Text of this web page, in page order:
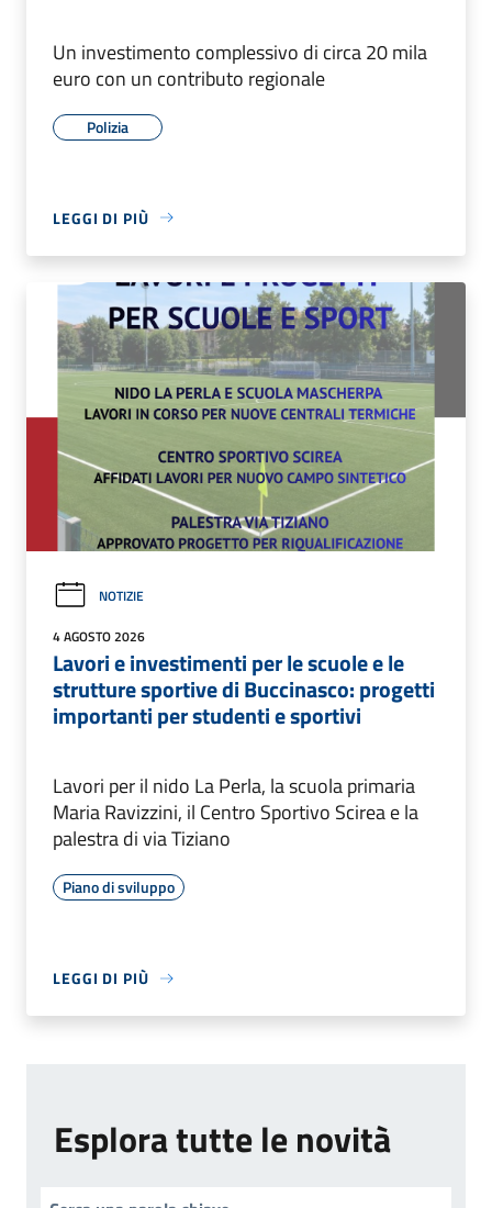
Un investimento complessivo di circa 20 mila
euro con un contributo regionale
Polizia
LEGGI DI PIÙ
NOTIZIE
4 AGOSTO 2026
Lavori e investimenti per le scuole e le
strutture sportive di Buccinasco: progetti
importanti per studenti e sportivi
Lavori per il nido La Perla, la scuola primaria
Maria Ravizzini, il Centro Sportivo Scirea e la
palestra di via Tiziano
Piano di sviluppo
LEGGI DI PIÙ
Esplora tutte le novità